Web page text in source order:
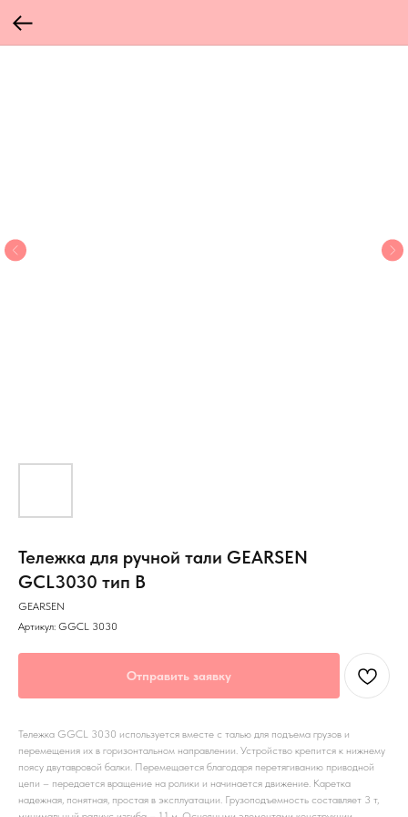
Тележка для ручной тали GEARSEN
GCL3030 тип B
GEARSEN
Артикул: GGCL 3030
Отправить заявку
Тележка GGCL 3030 используется вместе с талью для подъема грузов и
перемещения их в горизонтальном направлении. Устройство крепится к нижнему
поясу двутавровой балки. Перемещается благодаря перетягиванию приводной
цепи – передается вращение на ролики и начинается движение. Каретка
надежная, понятная, простая в эксплуатации. Грузоподъемность составляет 3 т,